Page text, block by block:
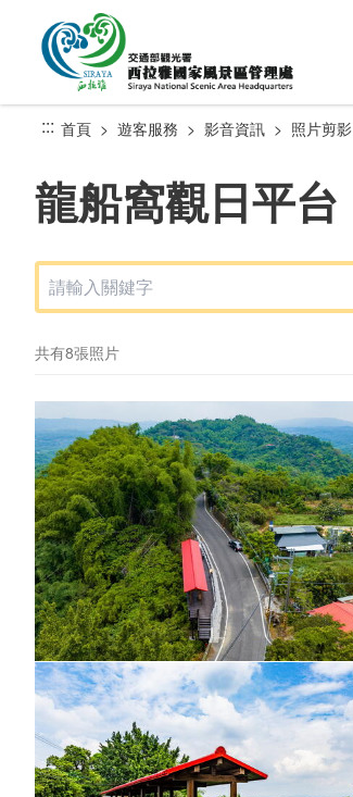
::: 首頁 遊客服務 影音資訊 照片剪影
龍船窩觀日平台
共有8張照片